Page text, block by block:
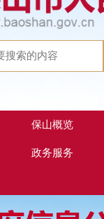
保山概览
政务服务